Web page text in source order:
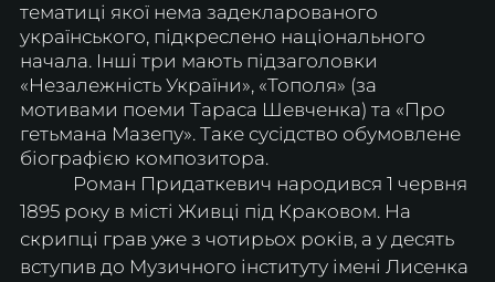
тематиці якої нема задекларованого
українського, підкреслено національного
начала. Інші три мають підзаголовки
«Незалежність України», «Тополя» (за
мотивами поеми Тараса Шевченка) та «Про
гетьмана Мазепу». Таке сусідство обумовлене
біографією композитора.
1895 року в місті Живці під Краковом. На
скрипці грав уже з чотирьох років, а у десять
вступив до Музичного інституту імені Лисенка